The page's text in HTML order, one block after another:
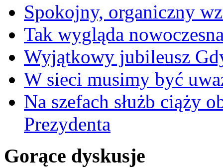
Spokojny, organiczny
Tak wygląda
Wyjątkowy jubileusz
W sieci musimy być
Na szefach służb ciąży
Prezydenta
Gorące dyskusje